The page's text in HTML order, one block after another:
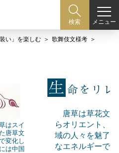
検索 メニュー
装い」を楽しむ
歌舞伎文様考
唐草は草花文様
らオリエント、
域の人々を魅了
なエネルギーで
はスイ
唐草文
変化し
は中国